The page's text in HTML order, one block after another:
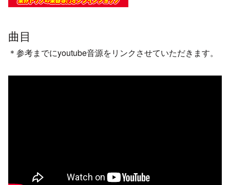
曲目
＊参考までにyoutube音源をリンクさせていただきます。